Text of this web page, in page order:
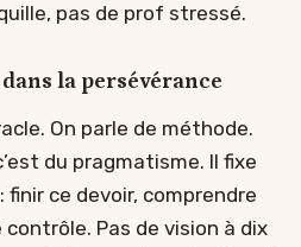
pas de prof stressé.
la persévérance
On parle de méthode.
du pragmatisme. Il fixe
ce devoir, comprendre
Pas de vision à dix